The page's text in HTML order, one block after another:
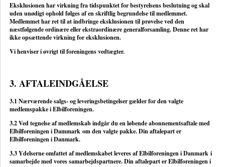
Eksklusionen har virkning fra tidspunktet for bestyrelsens beslutning og skal
uden unødigt ophold følges af en skriftlig begrundelse til medlemmet.
Medlemmet har ret til at indbringe eksklusionen til prøvelse ved den
næstfølgende ordinære eller ekstraordinære generalforsamling. Denne ret har
ikke opsættende virkning for eksklusionen.
Vi henviser i øvrigt til foreningens vedtægter.
3. AFTALEINDGÅELSE
3.1 Nærværende salgs- og leveringsbetingelser gælder for den valgte
medlemspakke i Elbilforeningen.
3.2 Ved tegnelse af medlemskab indgår du en løbende abonnementsaftale med
Elbilforeningen i Dammark om den valgte pakke. Din aftalepart er
Elbilforeningen i Danmark.
3.3 Ydelserne omfattet af medlemskabet leveres af Elbilforeningen i Danmark i
samarbejde med vores samarbejdspartnere. Din aftalepart er Elbilforeningen i